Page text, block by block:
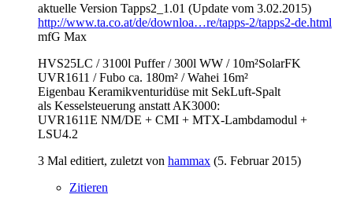
aktuelle Version Tapps2_1.01 (Update vom 3.02.2015)
http://www.ta.co.at/de/downloa…re/tapps-2/tapps2-de.html
mfG Max
HVS25LC / 3100l Puffer / 300l WW / 10m²SolarFK
UVR1611 / Fubo ca. 180m² / Wahei 16m²
Eigenbau Keramikventuridüse mit SekLuft-Spalt
als Kesselsteuerung anstatt AK3000:
UVR1611E NM/DE + CMI + MTX-Lambdamodul +
LSU4.2
3 Mal editiert, zuletzt von hammax (5. Februar 2015)
Zitieren